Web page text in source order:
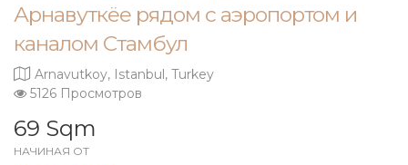
Арнавуткёе рядом с аэропортом и
каналом Стамбул
Arnavutkoy, Istanbul, Turkey
5126 Просмотров
69 Sqm
НАЧИНАЯ ОТ